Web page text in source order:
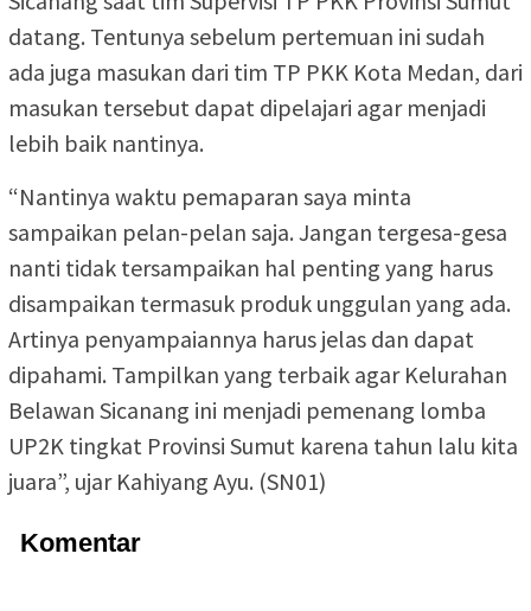
datang. Tentunya sebelum pertemuan ini sudah
ada juga masukan dari tim TP PKK Kota Medan, dari
masukan tersebut dapat dipelajari agar menjadi
lebih baik nantinya.
“Nantinya waktu pemaparan saya minta
sampaikan pelan-pelan saja. Jangan tergesa-gesa
nanti tidak tersampaikan hal penting yang harus
disampaikan termasuk produk unggulan yang ada.
Artinya penyampaiannya harus jelas dan dapat
dipahami. Tampilkan yang terbaik agar Kelurahan
Belawan Sicanang ini menjadi pemenang lomba
UP2K tingkat Provinsi Sumut karena tahun lalu kita
juara”, ujar Kahiyang Ayu. (SN01)
Komentar